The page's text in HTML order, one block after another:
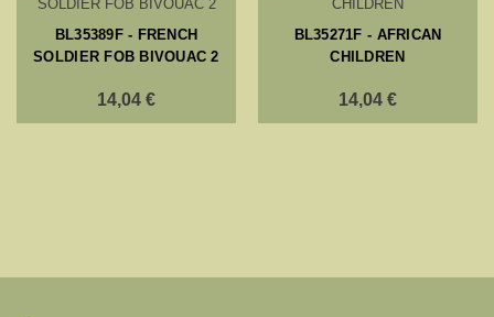
BL35389F - FRENCH
SOLDIER FOB BIVOUAC 2
14,04 €
BL35271F - AFRICAN
CHILDREN
14,04 €